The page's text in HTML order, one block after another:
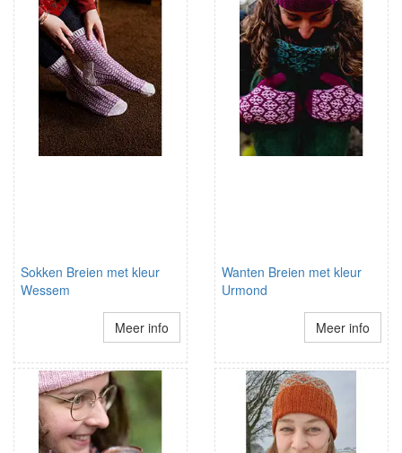
Sokken Breien met kleur
Wessem
Meer info
Wanten Breien met kleur
Urmond
Meer info